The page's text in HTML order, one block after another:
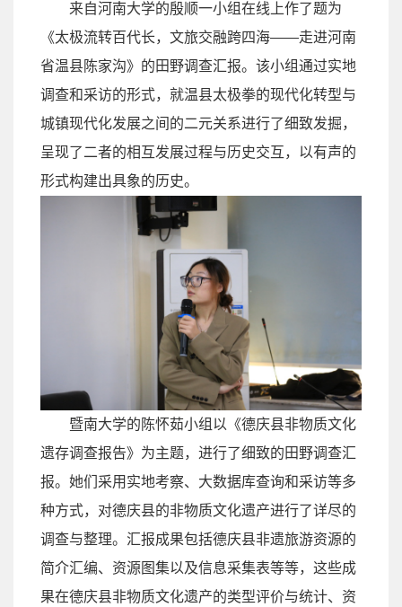
来自河南大学的殷顺一小组在线上作了题为
《太极流转百代长，文旅交融跨四海——走进河南
省温县陈家沟》的田野调查汇报。该小组通过实地
调查和采访的形式，就温县太极拳的现代化转型与
城镇现代化发展之间的二元关系进行了细致发掘，
呈现了二者的相互发展过程与历史交互，以有声的
形式构建出具象的历史。
暨南大学的陈怀茹小组以《德庆县非物质文化
遗存调查报告》为主题，进行了细致的田野调查汇
报。她们采用实地考察、大数据库查询和采访等多
种方式，对德庆县的非物质文化遗产进行了详尽的
调查与整理。汇报成果包括德庆县非遗旅游资源的
简介汇编、资源图集以及信息采集表等等，这些成
果在德庆县非物质文化遗产的类型评价与统计、资